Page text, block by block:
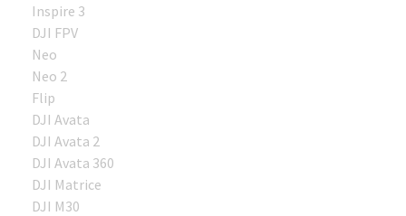
Inspire 3
DJI FPV
Neo
Neo 2
Flip
DJI Avata
DJI Avata 2
DJI Avata 360
DJI Matrice
DJI M30